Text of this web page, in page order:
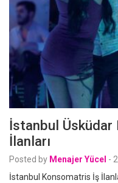
İstanbul Üsküdar
İlanları
Posted by Menajer Yücel -
İstanbul Konsomatris İş